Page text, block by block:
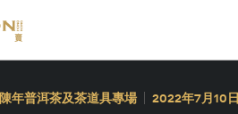
陳年普洱茶及茶道具專場 2022年7月10日